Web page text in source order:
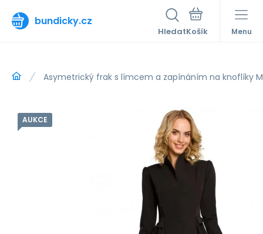
bundicky.cz
Hledat Menu
Asymetrický frak s límcem a zapínáním na knoflíky
AUKCE